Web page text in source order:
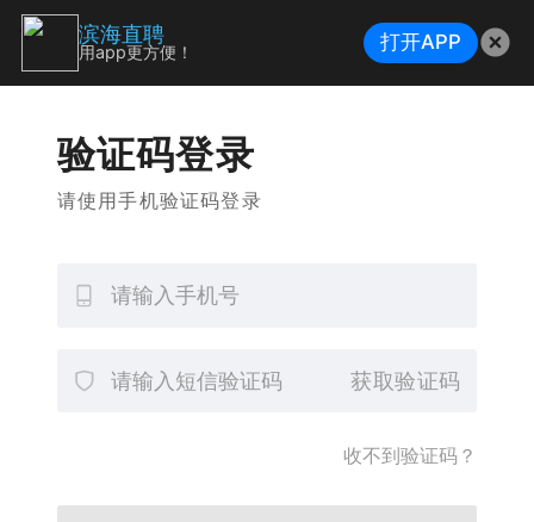
验证码登录
请使用手机验证码登录
获取验证码
收不到验证码？
滨海直聘
用app更方便！ 打开APP